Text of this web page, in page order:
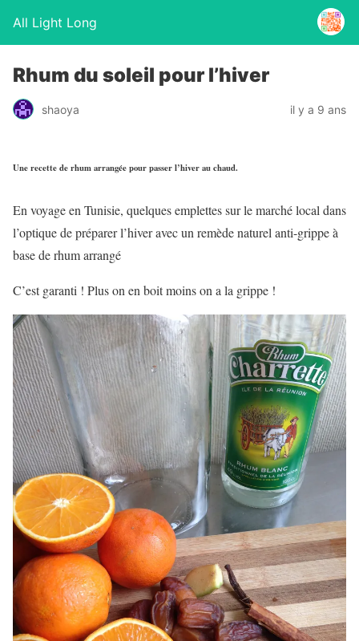
All Light Long
Rhum du soleil pour l’hiver
shaoya il y a 9 ans
Une recette de rhum arrangée pour passer l’hiver au chaud.
En voyage en Tunisie, quelques emplettes sur le marché local dans
l’optique de préparer l’hiver avec un remède naturel anti-grippe à
base de rhum arrangé
C’est garanti ! Plus on en boit moins on a la grippe !